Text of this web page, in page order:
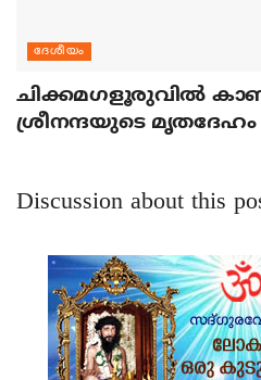
ദേശീയം
ചിക്കമഗളൂരുവില്‍
ശ്രീനന്ദയുടെ
Discussion about this